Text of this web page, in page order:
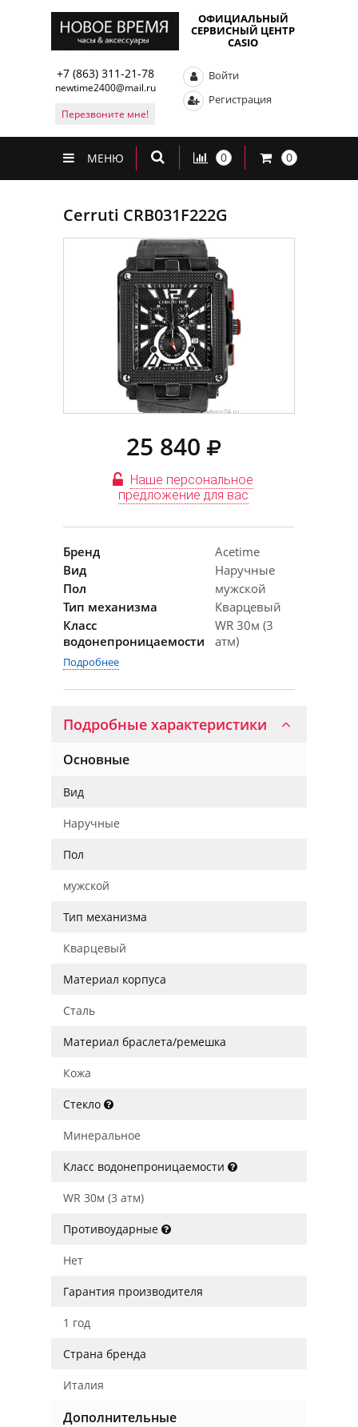
ОФИЦИАЛЬНЫЙ
СЕРВИСНЫЙ ЦЕНТР
CASIO
+7 (863) 311-21-78
newtime2400@mail.ru
Перезвоните мне!
Войти
Регистрация
МЕНЮ 0 0
Cerruti CRB031F222G
25 840
Наше персональное
предложение для вас
Бренд
Acetime
Вид
Наручные
Пол
мужской
Тип механизма
Кварцевый
Класс
водонепроницаемости
WR 30м (3
атм)
Подробнее
Подробные характеристики
Основные
Вид
Наручные
Пол
мужской
Тип механизма
Кварцевый
Материал корпуса
Сталь
Материал браслета/ремешка
Кожа
Стекло
Минеральное
Класс водонепроницаемости
WR 30м (3 атм)
Противоударные
Нет
Гарантия производителя
1 год
Страна бренда
Италия
Дополнительные